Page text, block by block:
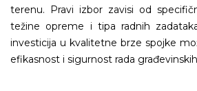
terenu. Pravi izbor zavisi od
težine opreme i tipa radnih
investicija u kvalitetne brze spojke
efikasnost i sigurnost rada